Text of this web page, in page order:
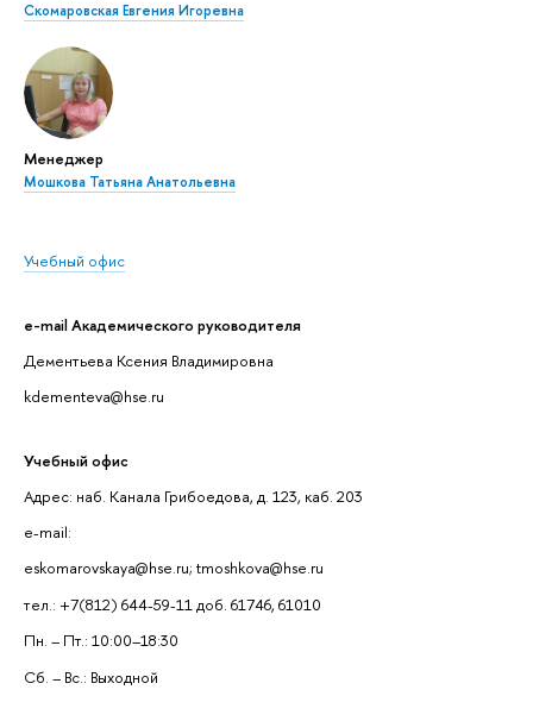
Скомаровская Евгения Игоревна
Менеджер
Мошкова Татьяна Анатольевна
Учебный офис
e-mail Академического руководителя
Дементьева Ксения Владимировна
kdementeva@hse.ru
Учебный офис
Адрес: наб. Канала Грибоедова, д. 123, каб. 203
e-mail:
eskomarovskaya@hse.ru; tmoshkova@hse.ru
тел.: +7(812) 644-59-11 доб. 61746, 61010
Пн. – Пт.: 10:00–18:30
Сб. – Вс.: Выходной